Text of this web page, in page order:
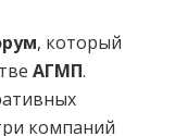
, который
АГМП.
компаний